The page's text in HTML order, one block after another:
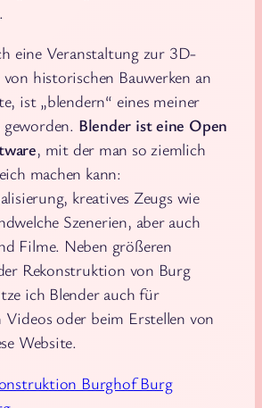
eine Veranstaltung zur 3D-
historischen Bauwerken an
ist „blendern“ eines meiner
Blender ist eine Open
, mit der man so ziemlich
machen kann:
kreatives Zeugs wie
Szenerien, aber auch
Filme. Neben größeren
Rekonstruktion von Burg
ich Blender auch für
oder beim Erstellen von
Website.